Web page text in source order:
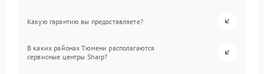
Какую гарантию вы предоставляете?
В каких районах Тюмени располагаются
сервисные центры Sharp?